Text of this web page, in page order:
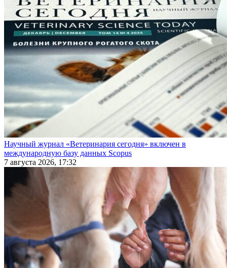
Научный журнал «Ветеринария сегодня» включен в
международную базу данных Scopus
7 августа 2026, 17:32